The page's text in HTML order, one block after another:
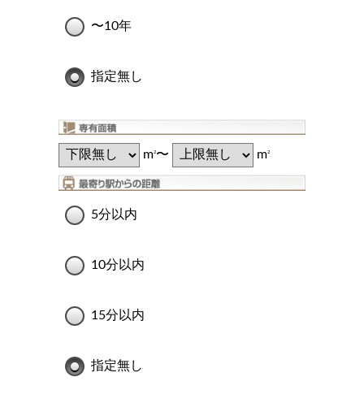
〜10年
指定無し
m2〜 m2
5分以内
10分以内
15分以内
指定無し